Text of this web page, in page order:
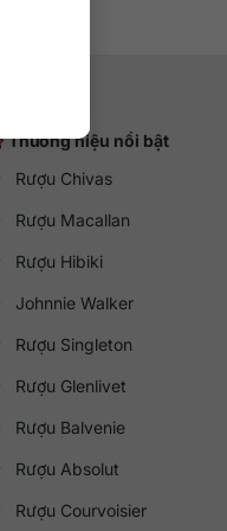
Thương hiệu nổi bật
Rượu Chivas
Rượu Macallan
Rượu Hibiki
Johnnie Walker
Rượu Singleton
Rượu Glenlivet
Rượu Balvenie
Rượu Absolut
Rượu Courvoisier